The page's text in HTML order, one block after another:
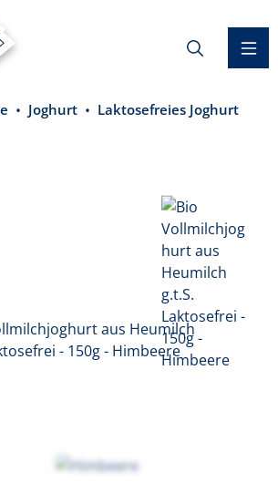
Joghurt Laktosefreies Joghurt